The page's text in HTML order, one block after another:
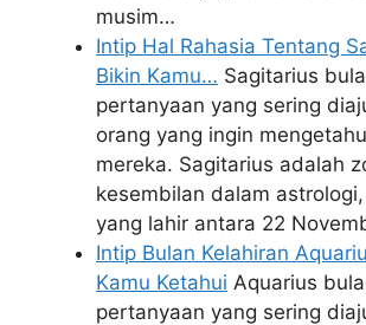
musim…
Intip Hal Rahasia Tentang
Bikin Kamu… Sagitarius
pertanyaan yang sering
orang yang ingin
mereka. Sagitarius adalah
kesembilan dalam
yang lahir antara 22
Intip Bulan Kelahiran
Kamu Ketahui Aquarius
pertanyaan yang sering